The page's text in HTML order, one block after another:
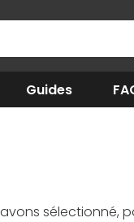
Guides
sélectionné,